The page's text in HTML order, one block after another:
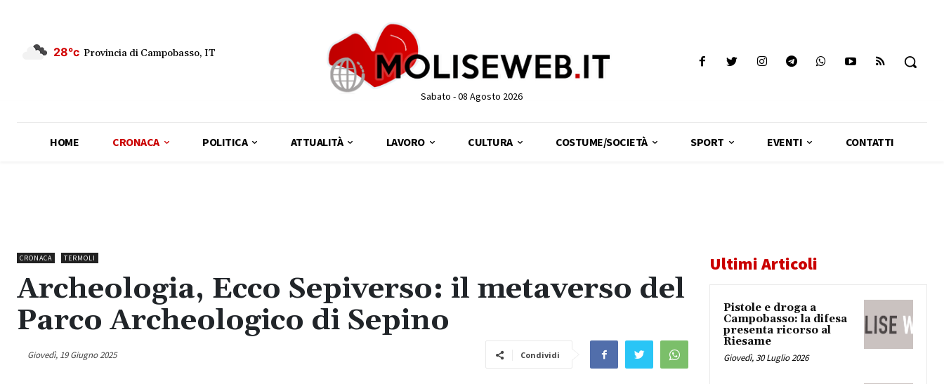
28°c Provincia di Campobasso, IT
Sabato - 08 Agosto 2026
HOME CRONACA POLITICA ATTUALITÀ LAVORO CULTURA COSTUME/SOCIETÀ SPORT EVENTI CONTATTI
CRONACA TERMOLI
Archeologia, Ecco Sepiverso: il metaverso del
Parco Archeologico di Sepino
Giovedì, 19 Giugno 2025 Condividi
Ultimi Articoli
Pistole e droga a
Campobasso: la difesa
presenta ricorso al
Riesame
Giovedì, 30 Luglio 2026